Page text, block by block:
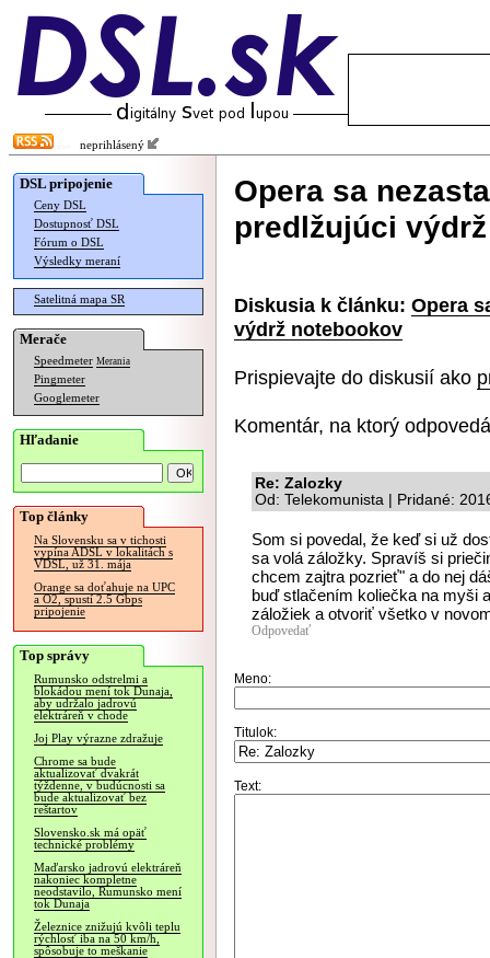
neprihlásený
DSL pripojenie
Ceny DSL
Dostupnosť DSL
Fórum o DSL
Výsledky meraní
Satelitná mapa SR
Merače
Speedmeter Merania
Pingmeter
Googlemeter
Hľadanie
Top články
Na Slovensku sa v tichosti
vypína ADSL v lokalitách s
VDSL, už 31. mája
Orange sa doťahuje na UPC
a O2, spustí 2.5 Gbps
pripojenie
Top správy
Rumunsko odstrelmi a
blokádou mení tok Dunaja,
aby udržalo jadrovú
elektráreň v chode
Joj Play výrazne zdražuje
Chrome sa bude
aktualizovať dvakrát
týždenne, v budúcnosti sa
bude aktualizovať bez
reštartov
Slovensko.sk má opäť
technické problémy
Maďarsko jadrovú elektráreň
nakoniec kompletne
neodstavilo, Rumunsko mení
tok Dunaja
Železnice znižujú kvôli teplu
rýchlosť iba na 50 km/h,
spôsobuje to meškanie
Opera sa
predlžujúci
Diskusia k článku: Opera
výdrž notebookov
Prispievajte do diskusií ako
Komentár, na ktorý
Re: Zalozky
Od: Telekomunista | Pridané:
Som si povedal, že keď si už
sa volá záložky. Spravíš si
chcem zajtra pozrieť" a do nej
buď stlačením koliečka na myši
záložiek a otvoriť všetko v
Odpovedať
Meno:
Titulok:
Text: